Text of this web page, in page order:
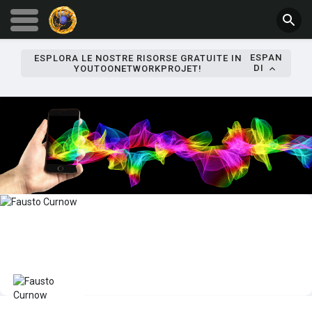
ESPLORA LE NOSTRE RISORSE GRATUITE IN
YOUTOONETWORKPROJET!
ESPAN
DI